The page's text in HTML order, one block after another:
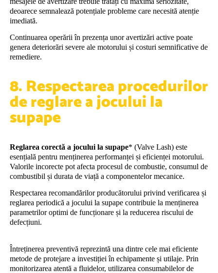
deoarece semnalează potențiale probleme care necesită atenție
imediată.
Continuarea operării în prezența unor avertizări active poate
genera deteriorări severe ale motorului și costuri semnificative de
remediere.
8. Respectarea procedurilor
de reglare a jocului la
supape
Reglarea corectă a jocului la supape* (Valve Lash) este
esențială pentru menținerea performanței și eficienței motorului.
Valorile incorecte pot afecta procesul de combustie, consumul de
combustibil și durata de viață a componentelor mecanice.
Respectarea recomandărilor producătorului privind verificarea și
reglarea periodică a jocului la supape contribuie la menținerea
parametrilor optimi de funcționare și la reducerea riscului de
defecțiuni.
Întreținerea preventivă reprezintă una dintre cele mai eficiente
metode de protejare a investiției în echipamente și utilaje. Prin
monitorizarea atentă a fluidelor, utilizarea consumabilelor de